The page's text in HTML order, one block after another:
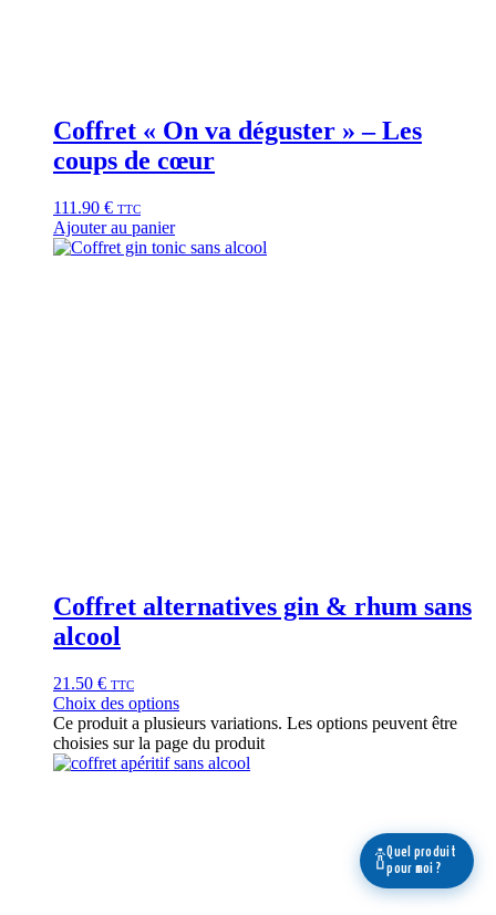
Coffret « On va déguster » – Les
coups de cœur
111.90 € TTC
Ajouter au panier
Coffret alternatives gin & rhum sans
alcool
21.50 € TTC
Choix des options
Ce produit a plusieurs variations. Les options peuvent être
choisies sur la page du produit
🍾Quel produit
pour moi ?